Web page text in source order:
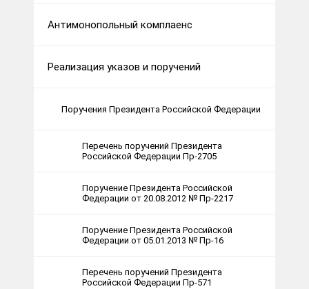
Антимонопольный комплаенс
Реализация указов и поручений
Поручения Президента Российской Федерации
Перечень поручений Президента
Российской Федерации Пр-2705
Поручение Президента Российской
Федерации от 20.08.2012 № Пр-2217
Поручение Президента Российской
Федерации от 05.01.2013 № Пр-16
Перечень поручений Президента
Российской Федерации Пр-571